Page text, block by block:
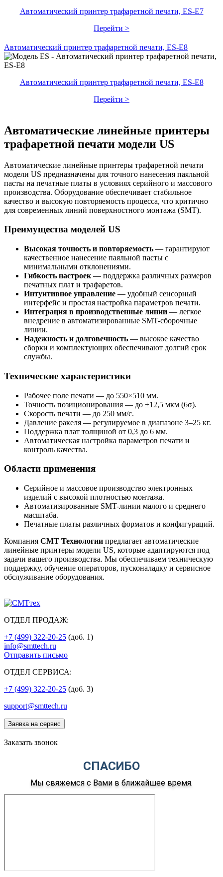
Автоматический принтер трафаретной печати, ES-E7
Перейти >
Автоматический принтер трафаретной печати, ES-E8
Автоматический принтер трафаретной печати, ES-E8
Перейти >
Автоматические линейные принтеры
трафаретной печати модели US
Автоматические линейные принтеры трафаретной печати
модели US предназначены для точного нанесения паяльной
пасты на печатные платы в условиях серийного и массового
производства. Оборудование обеспечивает стабильное
качество и высокую повторяемость процесса, что критично
для современных линий поверхностного монтажа (SMT).
Преимущества моделей US
Высокая точность и повторяемость — гарантируют
качественное нанесение паяльной пасты с
минимальными отклонениями.
Гибкость настроек — поддержка различных размеров
печатных плат и трафаретов.
Интуитивное управление — удобный сенсорный
интерфейс и простая настройка параметров печати.
Интеграция в производственные линии — легкое
внедрение в автоматизированные SMT-сборочные
линии.
Надежность и долговечность — высокое качество
сборки и комплектующих обеспечивают долгий срок
службы.
Технические характеристики
Рабочее поле печати — до 550×510 мм.
Точность позиционирования — до ±12,5 мкм (6σ).
Скорость печати — до 250 мм/с.
Давление ракеля — регулируемое в диапазоне 3–25 кг.
Поддержка плат толщиной от 0,3 до 6 мм.
Автоматическая настройка параметров печати и
контроль качества.
Области применения
Серийное и массовое производство электронных
изделий с высокой плотностью монтажа.
Автоматизированные SMT-линии малого и среднего
масштаба.
Печатные платы различных форматов и конфигураций.
Компания СМТ Технологии предлагает автоматические
линейные принтеры модели US, которые адаптируются под
задачи вашего производства. Мы обеспечиваем техническую
поддержку, обучение операторов, пусконаладку и сервисное
обслуживание оборудования.
ОТДЕЛ ПРОДАЖ:
+7 (499) 322-20-25 (доб. 1)
info@smttech.ru
Отправить письмо
ОТДЕЛ СЕРВИСА:
+7 (499) 322-20-25 (доб. 3)
support@smttech.ru
Заявка на сервис
Заказать звонок
СПАСИБО
Мы свяжемся с Вами в ближайшее время.